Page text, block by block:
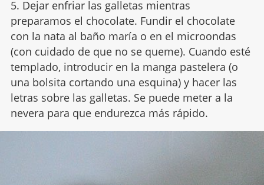
5. Dejar enfriar las galletas mientras
preparamos el chocolate. Fundir el chocolate
con la nata al baño maría o en el microondas
(con cuidado de que no se queme). Cuando esté
templado, introducir en la manga pastelera (o
una bolsita cortando una esquina) y hacer las
letras sobre las galletas. Se puede meter a la
nevera para que endurezca más rápido.